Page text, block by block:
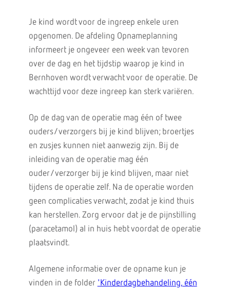
Je kind wordt voor de ingreep enkele uren
opgenomen. De afdeling Opnameplanning
informeert je ongeveer een week van tevoren
over de dag en het tijdstip waarop je kind in
Bernhoven wordt verwacht voor de operatie. De
wachttijd voor deze ingreep kan sterk variëren.
Op de dag van de operatie mag één of twee
ouders/verzorgers bij je kind blijven; broertjes
en zusjes kunnen niet aanwezig zijn. Bij de
inleiding van de operatie mag één
ouder/verzorger bij je kind blijven, maar niet
tijdens de operatie zelf. Na de operatie worden
geen complicaties verwacht, zodat je kind thuis
kan herstellen. Zorg ervoor dat je de pijnstilling
(paracetamol) al in huis hebt voordat de operatie
plaatsvindt.
Algemene informatie over de opname kun je
vinden in de folder 'Kinderdagbehandeling, één